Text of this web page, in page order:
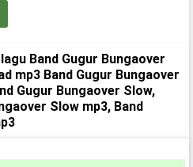
Band Gugur Bungaover
mp3 Band Gugur Bungaover
Gugur Bungaover Slow,
Slow mp3, Band